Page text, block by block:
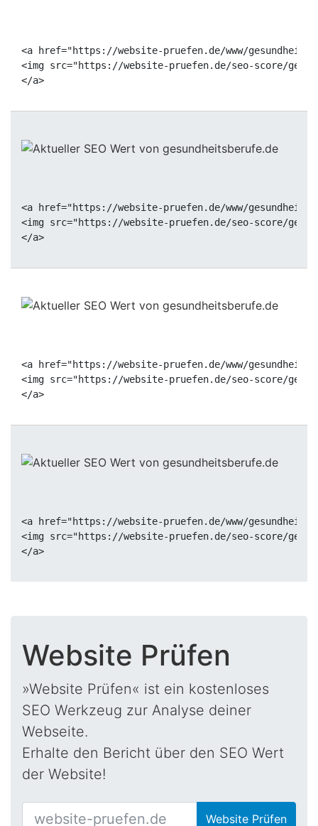
<a href="https://website-pruefen.de/www/
<img src="https://website-pruefen.de/seo-score/
<a href="https://website-pruefen.de/www/
<img src="https://website-pruefen.de/seo-score/
<a href="https://website-pruefen.de/www/
<img src="https://website-pruefen.de/seo-score/
<a href="https://website-pruefen.de/www/
<img src="https://website-pruefen.de/seo-score/
Website Prüfen
»Website Prüfen« ist ein kostenloses
SEO Werkzeug zur Analyse deiner
Webseite.
Erhalte den Bericht über den SEO Wert
der Website!
Website Prüfen